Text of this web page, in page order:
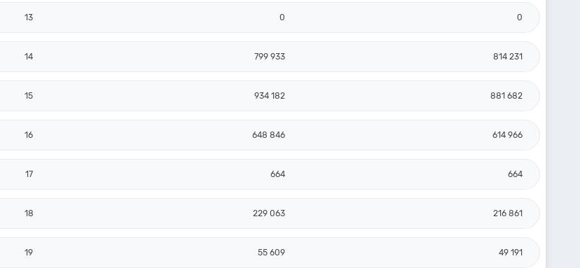
13 0 0
14 799 933 814 231
15 934 182 881 682
16 648 846 614 966
17 664 664
18 229 063 216 861
19 55 609 49 191